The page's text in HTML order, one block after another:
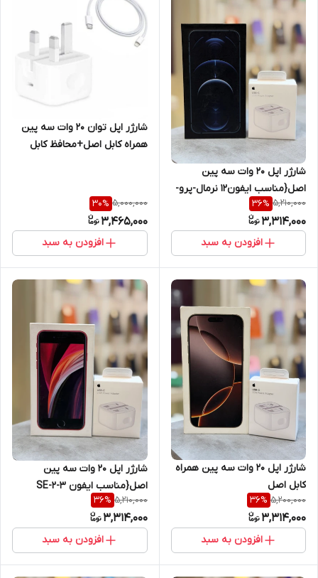
شارژر اپل 20 وات سه پین
اصل{مناسب ایفون12 نرمال-پرو-
پرومکس )+محافظ کابل
هدیه+گارانتی شرکتی
5,210,000
36%
3,314,000
افزودن به سبد
شارژر اپل توان 20 وات سه پین
همراه کابل اصل+محافظ کابل
5,000,000
30%
3,465,000
افزودن به سبد
شارژر اپل 20 وات سه پین همراه
کابل اصل
5,200,000
36%
3,314,000
افزودن به سبد
شارژر اپل 20 وات سه پین
اصل{مناسب ایفون SE-2-3
)+محافظ کابل هدیه+گارانتی
شرکتی
5,210,000
36%
3,314,000
افزودن به سبد